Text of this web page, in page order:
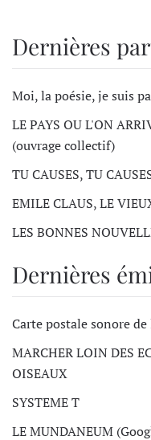
Dernières
Moi, la poésie, je suis
LE PAYS OU L'ON
(ouvrage collectif)
TU CAUSES, TU
EMILE CLAUS, LE
LES BONNES
Dernières
Carte postale sonore
MARCHER LOIN DES
OISEAUX
SYSTEME T
LE MUNDANEUM